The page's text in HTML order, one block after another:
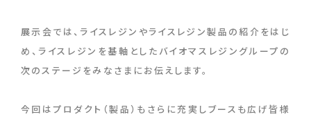
展示会では、ライスレジンやライスレジン製品の紹介をはじ
め、ライスレジンを基軸としたバイオマスレジングループの
次のステージをみなさまにお伝えします。
今回はプロダクト（製品）もさらに充実しブースも広げ皆様